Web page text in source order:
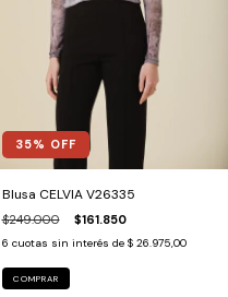
35% OFF
Blusa CELVIA V26335
$249.000 $161.850
6 cuotas sin interés de $ 26.975,00
COMPRAR